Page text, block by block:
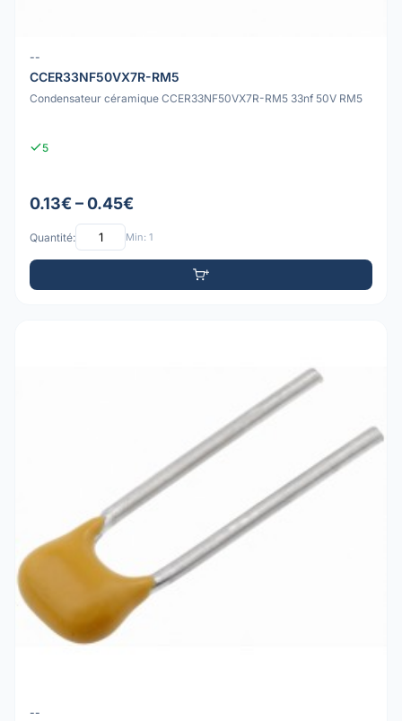
--
CCER33NF50VX7R-RM5
Condensateur céramique CCER33NF50VX7R-RM5 33nf 50V RM5
5
0.13€ – 0.45€
Quantité: Min: 1
--